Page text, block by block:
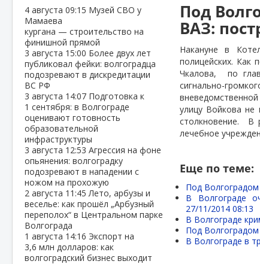
4 августа 09:15 Музей СВО у
Мамаева
кургана — строительство на
финишной прямой
3 августа 15:00 Более двух лет
публиковал фейки: волгоградца
подозревают в дискредитации
ВС РФ
3 августа 14:07 Подготовка к
1 сентября: в Волгограде
оценивают готовность
образовательной
инфраструктуры
3 августа 12:53 Агрессия на фоне
опьянения: волгоградку
подозревают в нападении с
ножом на прохожую
2 августа 11:45Лето, арбузы и
веселье: как прошёл „Арбузный
переполох“ в Центральном парке
Волгограда
1 августа 14:16 Экспорт на
3,6 млн долларов: как
волгоградский бизнес выходит
Под
ВАЗ:
Накануне в
полицейских. Как
Чкалова,
по
сигнально-
улицу Войкова
столкновение.
В
лечебное
Еще по теме:
Под
В Волгограде
27/11/2014 08:13
В Волгограде
Под
В Волгограде в